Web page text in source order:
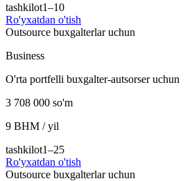
tashkilot1–10
Ro'yxatdan o'tish
Outsource buxgalterlar uchun
Business
O'rta portfelli buxgalter-autsorser uchun
3 708 000 so'm
9 BHM / yil
tashkilot1–25
Ro'yxatdan o'tish
Outsource buxgalterlar uchun